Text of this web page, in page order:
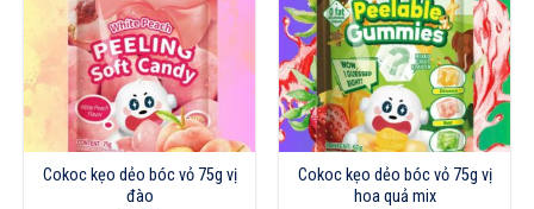
Cokoc kẹo dẻo bóc vỏ 75g vị
đào
Cokoc kẹo dẻo bóc vỏ 75g vị
hoa quả mix